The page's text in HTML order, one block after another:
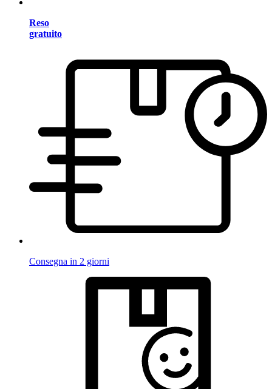
Reso
gratuito
Consegna in 2 giorni